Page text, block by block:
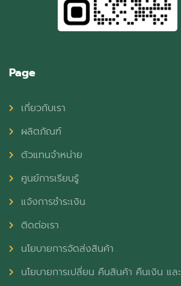
Page
เกี่ยวกับเรา
ผลิตภัณฑ์
ตัวแทนจำหน่าย
ศูนย์การเรียนรู้
แจ้งการชำระเงิน
ติดต่อเรา
นโยบายการจัดส่งสินค้า
นโยบายการเปลี่ยน คืนสินค้า คืนเงิน แล